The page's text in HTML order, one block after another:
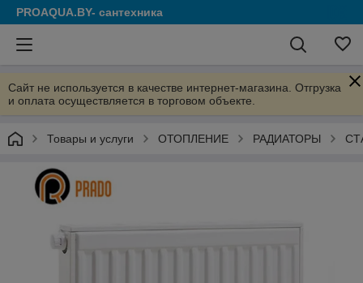
PROAQUA.BY- сантехника
Сайт не используется в качестве интернет-магазина. Отгрузка
и оплата осуществляется в торговом объекте.
Товары и услуги ОТОПЛЕНИЕ РАДИАТОРЫ